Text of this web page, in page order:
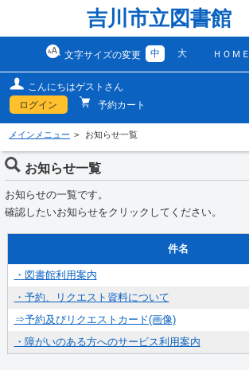
吉川市立図書館
文字サイズの変更 中 大 ＨＯＭＥ
こんにちはゲストさん
ログイン
予約カート
メインメニュー お知らせ一覧
お知らせ一覧
お知らせの一覧です。
確認したいお知らせをクリックしてください。
件名
・図書館利用案内
・予約、リクエスト資料について
⇒予約及びリクエストカード(画像)
・障がいのある方へのサービス利用案内